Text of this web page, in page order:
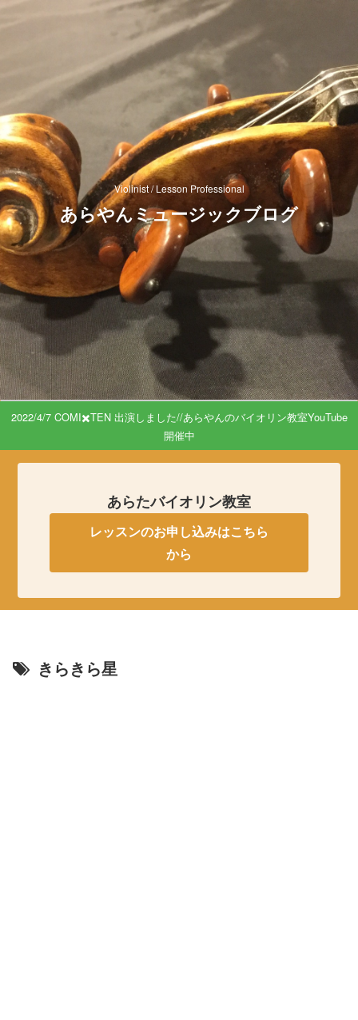
Violinist / Lesson Professional
あらやんミュージックブログ
2022/4/7 COMI✖️TEN 出演しました//あらやんのバイオリン教室YouTube
開催中
あらたバイオリン教室
レッスンのお申し込みはこちら
から
きらきら星